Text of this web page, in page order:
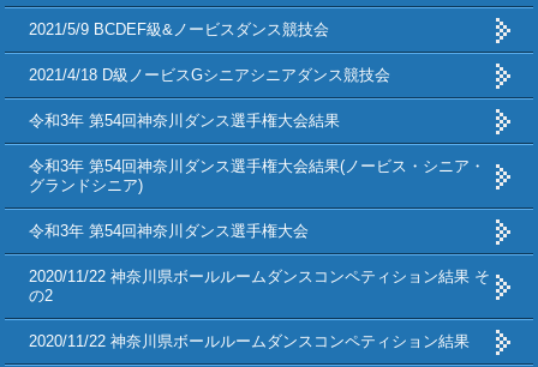
2021/5/9 BCDEF級&ノービスダンス競技会
2021/4/18 D級ノービスGシニアシニアダンス競技会
令和3年 第54回神奈川ダンス選手権大会結果
令和3年 第54回神奈川ダンス選手権大会結果(ノービス・シニア・
グランドシニア)
令和3年 第54回神奈川ダンス選手権大会
2020/11/22 神奈川県ボールルームダンスコンペティション結果 そ
の2
2020/11/22 神奈川県ボールルームダンスコンペティション結果